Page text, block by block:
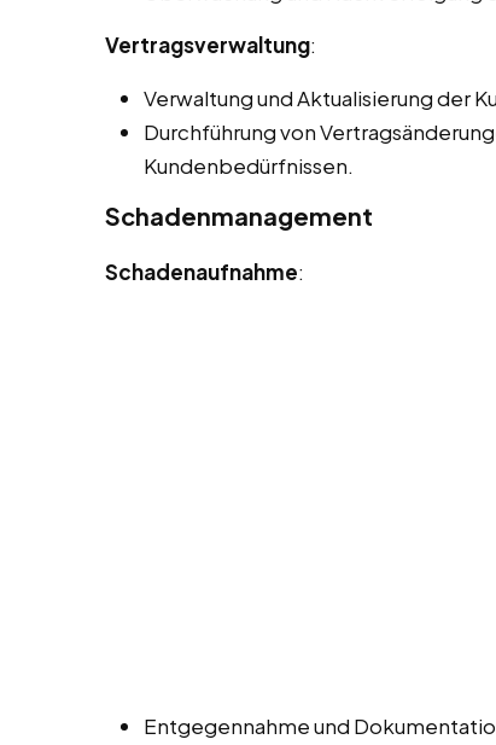
Vertragsverwaltung:
Verwaltung und Aktualisierung der
Durchführung von
Kundenbedürfnissen.
Schadenmanagement
Schadenaufnahme:
Entgegennahme und